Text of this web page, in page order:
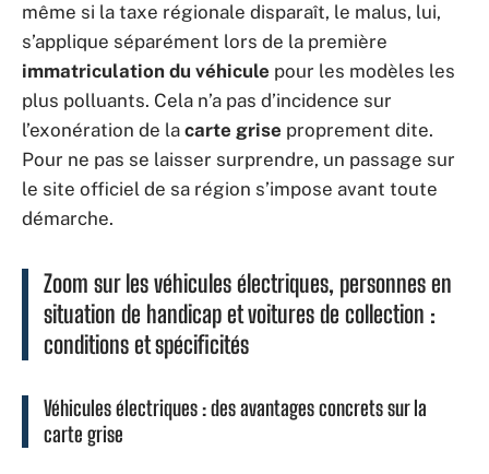
même si la taxe régionale disparaît, le malus, lui,
s’applique séparément lors de la première
immatriculation du véhicule pour les modèles les
plus polluants. Cela n’a pas d’incidence sur
l’exonération de la carte grise proprement dite.
Pour ne pas se laisser surprendre, un passage sur
le site officiel de sa région s’impose avant toute
démarche.
Zoom sur les véhicules électriques, personnes en
situation de handicap et voitures de collection :
conditions et spécificités
Véhicules électriques : des avantages concrets sur la
carte grise